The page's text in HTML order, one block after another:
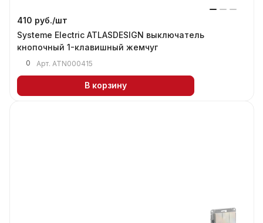
410 руб./шт
Systeme Electric ATLASDESIGN выключатель
кнопочный 1-клавишный жемчуг
0 Арт. ATN000415
В корзину